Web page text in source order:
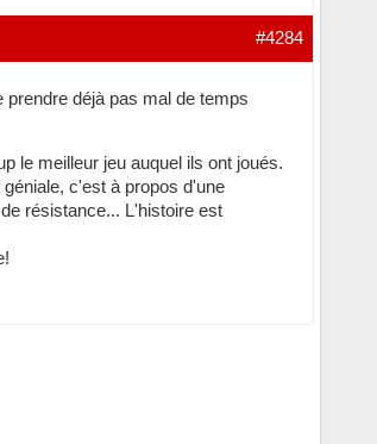
#4284
déjà pas mal de temps
le meilleur jeu auquel ils ont joués.
c'est à propos d'une
résistance... L'histoire est